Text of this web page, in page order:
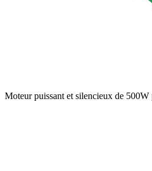
Moteur puissant et silencieux de